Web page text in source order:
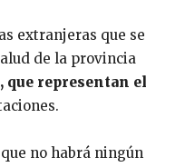
extranjeras que se
de la provincia
que representan el
no habrá ningún